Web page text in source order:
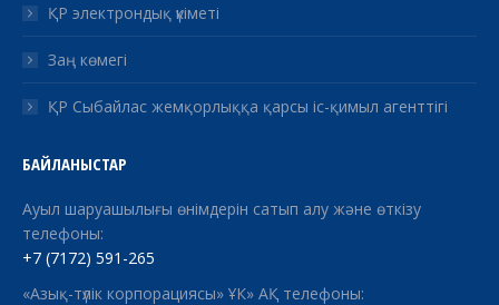
ҚР электрондық үкіметі
Заң көмегі
ҚР Сыбайлас жемқорлыққа қарсы іс-қимыл агенттігі
БАЙЛАНЫСТАР
Ауыл шаруашылығы өнімдерін сатып алу және өткізу
телефоны:
+7 (7172) 591-265
«Азық-түлік корпорациясы» ҰК» АҚ телефоны: